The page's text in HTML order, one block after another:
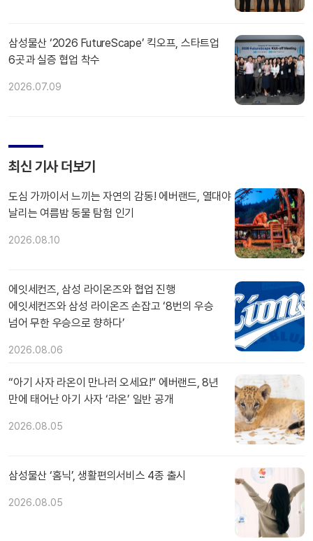
삼성물산 ‘2026 FutureScape’ 킥오프, 스타트업
6곳과 실증 협업 착수
2026.07.09
최신 기사 더보기
도심 가까이서 느끼는 자연의 감동! 에버랜드, 열대야
날리는 여름밤 동물 탐험 인기
2026.08.10
에잇세컨즈, 삼성 라이온즈와 협업 진행
에잇세컨즈와 삼성 라이온즈 손잡고 ‘8번의 우승
넘어 무한 우승으로 향하다’
2026.08.06
“아기 사자 라온이 만나러 오세요!” 에버랜드, 8년
만에 태어난 아기 사자 ‘라온’ 일반 공개
2026.08.05
삼성물산 ‘홈닉’, 생활편의서비스 4종 출시
2026.08.05